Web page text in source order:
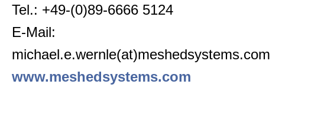
Tel.: +49-(0)89-6666 5124
E-Mail:
michael.e.wernle(at)meshedsystems.com
www.meshedsystems.com